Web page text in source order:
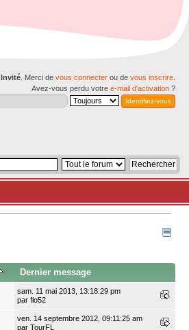
Invité . Merci de vous connecter ou de vous inscrire
Avez-vous perdu votre e-mail d'activation ?
Dernier message
sam. 11 mai 2013, 13:18:29 pm
par flo52
ven. 14 septembre 2012, 09:11:25 am
par TourFL